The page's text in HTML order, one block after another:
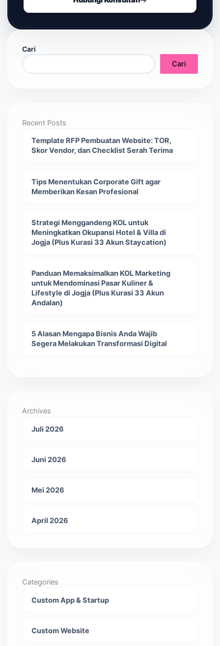
Cari
Cari
Recent Posts
Template RFP Pembuatan Website: TOR,
Skor Vendor, dan Checklist Serah Terima
Tips Menentukan Corporate Gift agar
Memberikan Kesan Profesional
Strategi Menggandeng KOL untuk
Meningkatkan Okupansi Hotel & Villa di
Jogja (Plus Kurasi 33 Akun Staycation)
Panduan Memaksimalkan KOL Marketing
untuk Mendominasi Pasar Kuliner &
Lifestyle di Jogja (Plus Kurasi 33 Akun
Andalan)
5 Alasan Mengapa Bisnis Anda Wajib
Segera Melakukan Transformasi Digital
Archives
Juli 2026
Juni 2026
Mei 2026
April 2026
Categories
Custom App & Startup
Custom Website